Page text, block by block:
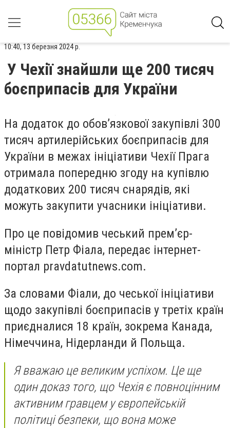
10:40, 13 березня 2024 р.
У Чехії знайшли ще 200 тисяч
боєприпасів для України
На додаток до обов’язкової закупівлі 300
тисяч артилерійських боєприпасів для
України в межах ініціативи Чехії Прага
отримала попередню згоду на купівлю
додаткових 200 тисяч снарядів, які
можуть закупити учасники ініціативи.
Про це повідомив чеський прем’єр-
міністр Петр Фіала, передає інтернет-
портал pravdatutnews.com.
За словами Фіали, до чеської ініціативи
щодо закупівлі боєприпасів у третіх країн
приєдналися 18 країн, зокрема Канада,
Німеччина, Нідерланди й Польща.
Я вважаю це великим успіхом. Це ще
один доказ того, що Чехія є повноцінним
активним гравцем у європейській
політиці безпеки, що вона може